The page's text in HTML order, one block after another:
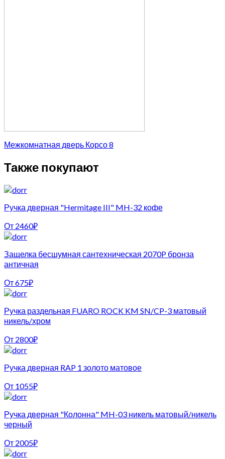
Межкомнатная дверь Корсо 8
Также покупают
Ручка дверная "Hermitage III" MH-32 кофе
От 2460₽
Защелка бесшумная сантехническая 2070P бронза
античная
От675₽
Ручка раздельная FUARO ROCK KM SN/CP-3 матовый
никель/хром
От 2800₽
Ручка дверная RAP 1 золото матовое
От 1055₽
Ручка дверная "Колонна" MH-03 никель матовый/никель
черный
От 2005₽